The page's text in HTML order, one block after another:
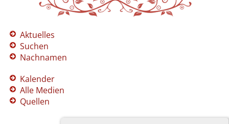
Aktuelles
Suchen
Nachnamen
Kalender
Alle Medien
Quellen